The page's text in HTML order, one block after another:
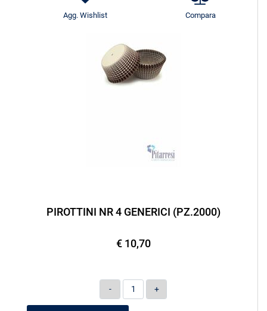
Agg. Wishlist Compara
PIROTTINI NR 4 GENERICI (PZ.2000)
€ 10,70
Quantità